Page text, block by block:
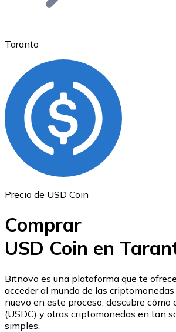
Ethereum
ETH
USD Coin
USDC
Taranto
Precio de USD Coin
Comprar
USD Coin en
Bitnovo es una plataforma que te
acceder al mundo de las
nuevo en este proceso, descubre cómo
(USDC) y otras criptomonedas en tan
simples.